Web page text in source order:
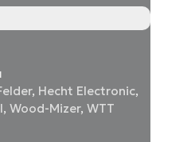
, Hecht Electronic,
,Wood-Mizer,WTT